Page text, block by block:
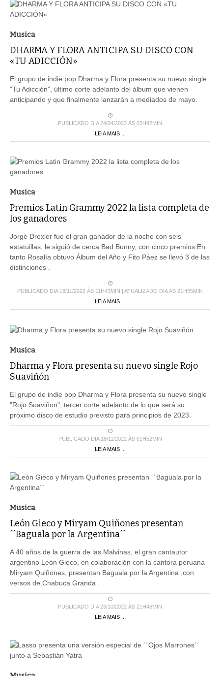
Musica
DHARMA Y FLORA ANTICIPA SU DISCO CON
«TU ADICCIÓN»
El grupo de indie pop Dharma y Flora presenta su nuevo single
"Tu Adicción", último corte adelanto del álbum que vienen
anticipando y que finalmente lanzarán a mediados de mayo.
PUBLICADO DIA 24/04/2023 ÀS 03H42MIN
LEIA MAIS ...
Musica
Premios Latin Grammy 2022 la lista completa de
los ganadores
Jorge Drexler fue el gran ganador de la noche con seis
estatuillas, le siguió de cerca Bad Bunny, con cinco premios En
tanto Rosalía obtuvo Álbum del Año y Fito Páez se llevó 3 de las
distinciones .
PUBLICADO DIA 18/11/2022 ÀS 11H43MIN | ATUALIZADO DIA ÀS 21H35MIN
LEIA MAIS ...
Musica
Dharma y Flora presenta su nuevo single Rojo
Suaviñón
El grupo de indie pop Dharma y Flora presenta su nuevo single
"Rojo Suaviñon", tercer corte adelanto de lo que será su
próximo disco de estudio previsto para principios de 2023.
PUBLICADO DIA 18/11/2022 ÀS 01H52MIN
LEIA MAIS ...
Musica
León Gieco y Miryam Quiñones presentan
´´Baguala por la Argentina´´
A 40 años de la guerra de las Malvinas, el gran cantautor
argentino León Gieco, en colaboración con la cantora peruana
Miryam Quiñones, presentan Baguala por la Argentina ,con
versos de Chabuca Granda .
PUBLICADO DIA 23/10/2022 ÀS 21H46MIN
LEIA MAIS ...